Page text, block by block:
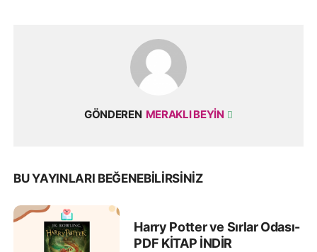
GÖNDEREN MERAKLI BEYIN
BU YAYINLARI BEĞENEBILIRSINIZ
Harry Potter ve Sırlar Odası-
PDF KİTAP İNDİR